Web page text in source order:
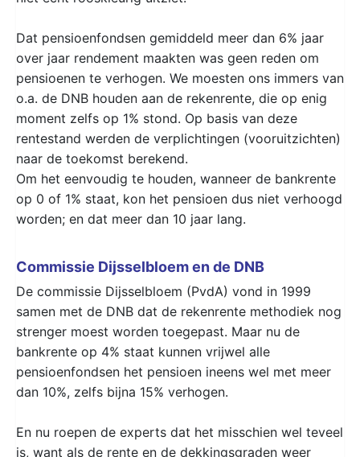
Dat pensioenfondsen gemiddeld meer dan 6% jaar
over jaar rendement maakten was geen reden om
pensioenen te verhogen. We moesten ons immers van
o.a. de DNB houden aan de rekenrente, die op enig
moment zelfs op 1% stond. Op basis van deze
rentestand werden de verplichtingen (vooruitzichten)
naar de toekomst berekend.
Om het eenvoudig te houden, wanneer de bankrente
op 0 of 1% staat, kon het pensioen dus niet verhoogd
worden; en dat meer dan 10 jaar lang.
Commissie Dijsselbloem en de DNB
De commissie Dijsselbloem (PvdA) vond in 1999
samen met de DNB dat de rekenrente methodiek nog
strenger moest worden toegepast. Maar nu de
bankrente op 4% staat kunnen vrijwel alle
pensioenfondsen het pensioen ineens wel met meer
dan 10%, zelfs bijna 15% verhogen.
En nu roepen de experts dat het misschien wel teveel
is, want als de rente en de dekkingsgraden weer